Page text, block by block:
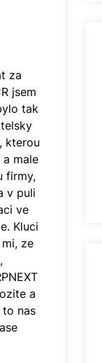
za
jsem
tak
kterou
male
firmy,
v puli
ve
Kluci
ze
a
to nas